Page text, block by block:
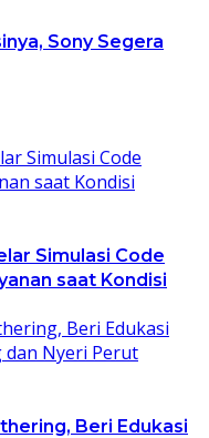
Sony Segera
Simulasi Code
saat Kondisi
Beri Edukasi